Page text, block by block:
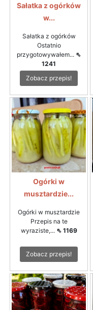
Sałatka z ogórków
w...
Sałatka z ogórków
Ostatnio
przygotowywałem... ⇖
1241
Zobacz przepis!
Ogórki w
musztardzie...
Ogórki w musztardzie
Przepis na te
wyraziste,... ⇖ 1169
Zobacz przepis!